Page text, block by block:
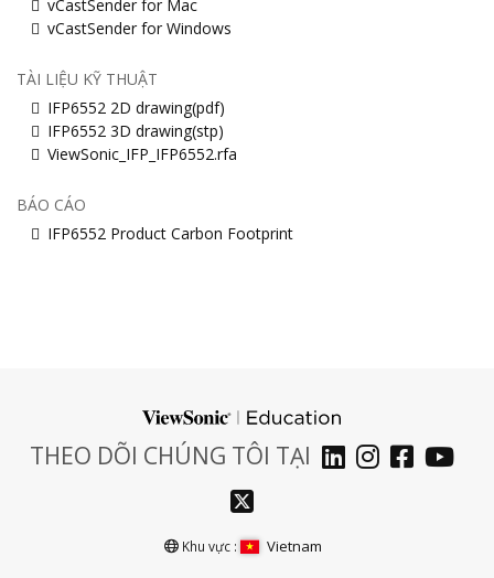
vCastSender for Mac
vCastSender for Windows
TÀI LIỆU KỸ THUẬT
IFP6552 2D drawing(pdf)
IFP6552 3D drawing(stp)
ViewSonic_IFP_IFP6552.rfa
BÁO CÁO
IFP6552 Product Carbon Footprint
THEO DÕI CHÚNG TÔI TẠI
Khu vực : Vietnam